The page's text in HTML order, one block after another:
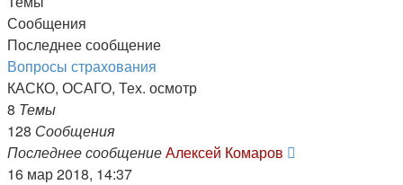
Сообщения
Последнее сообщение
Вопросы страхования
КАСКО, ОСАГО, Тех. осмотр
8 Темы
128 Сообщения
Последнее сообщениеАлексей Комаров
16 мар 2018, 14:37